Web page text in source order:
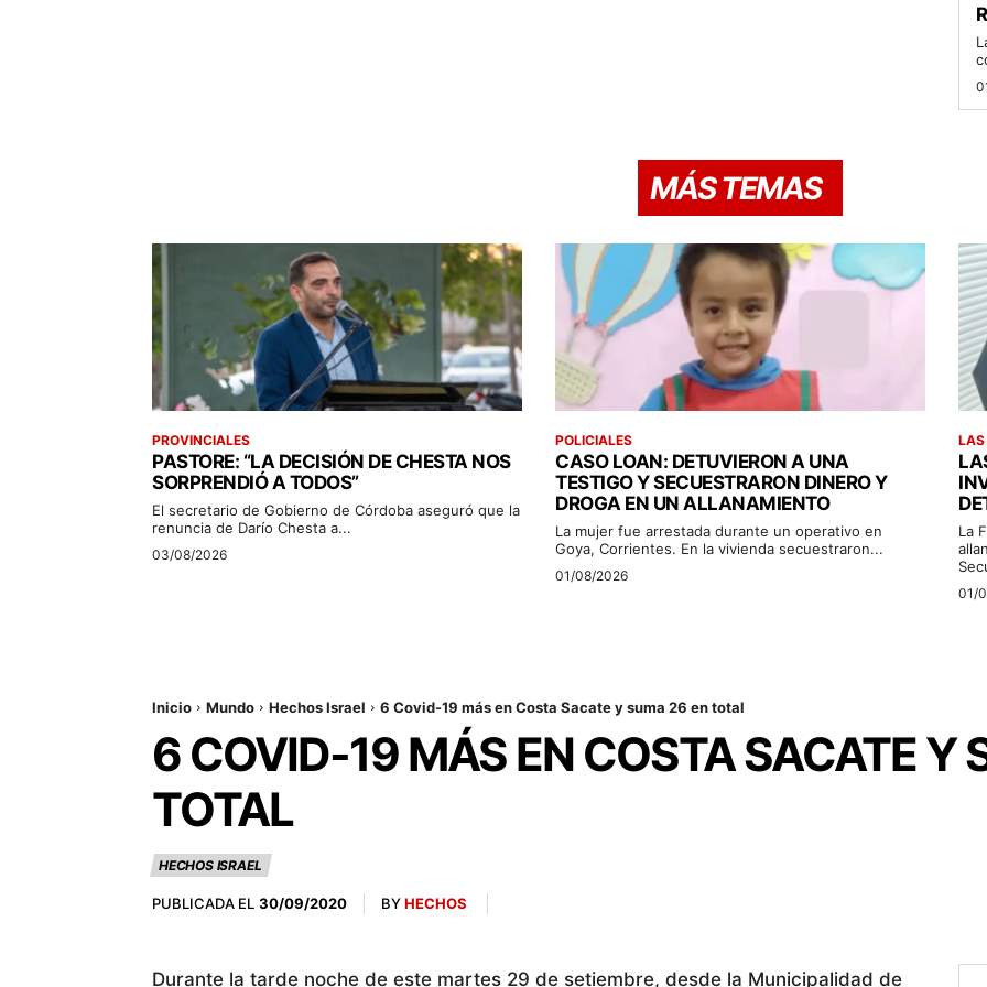
MÁS TEMAS
PROVINCIALES
PASTORE: “LA DECISIÓN DE CHESTA NOS
SORPRENDIÓ A TODOS”
El secretario de Gobierno de Córdoba aseguró que la
renuncia de Darío Chesta a...
03/08/2026
POLICIALES
CASO LOAN: DETUVIERON A UNA
TESTIGO Y SECUESTRARON DINERO Y
DROGA EN UN ALLANAMIENTO
La mujer fue arrestada durante un operativo en
Goya, Corrientes. En la vivienda secuestraron...
01/08/2026
LAS
La
01/